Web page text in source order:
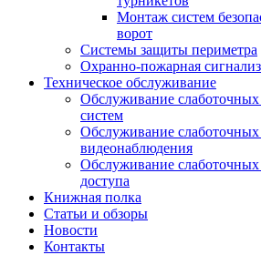
Монтаж систем
ворот
Системы защиты периметра
Охранно-пожарная
Техническое обслуживание
Обслуживание
систем
Обслуживание слаботочных
видеонаблюдения
Обслуживание слаботочных
доступа
Книжная полка
Статьи и обзоры
Новости
Контакты